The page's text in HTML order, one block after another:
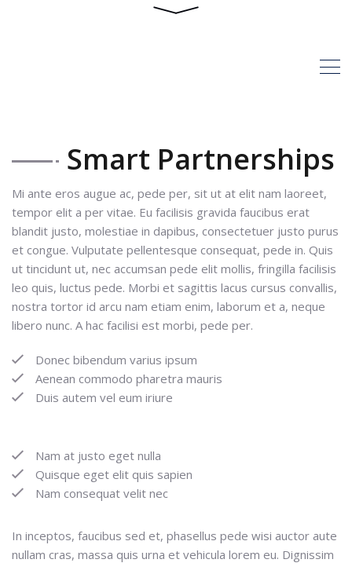
Smart Partnerships
Mi ante eros augue ac, pede per, sit ut at elit nam laoreet,
tempor elit a per vitae. Eu facilisis gravida faucibus erat
blandit justo, molestiae in dapibus, consectetuer justo purus
et congue. Vulputate pellentesque consequat, pede in. Quis
ut tincidunt ut, nec accumsan pede elit mollis, fringilla facilisis
leo quis, luctus pede. Morbi et sagittis lacus cursus convallis,
nostra tortor id arcu nam etiam enim, laborum et a, neque
libero nunc. A hac facilisi est morbi, pede per.
Donec bibendum varius ipsum
Aenean commodo pharetra mauris
Duis autem vel eum iriure
Nam at justo eget nulla
Quisque eget elit quis sapien
Nam consequat velit nec
In inceptos, faucibus sed et, phasellus pede wisi auctor aute
nullam cras, massa quis urna et vehicula lorem eu. Dignissim